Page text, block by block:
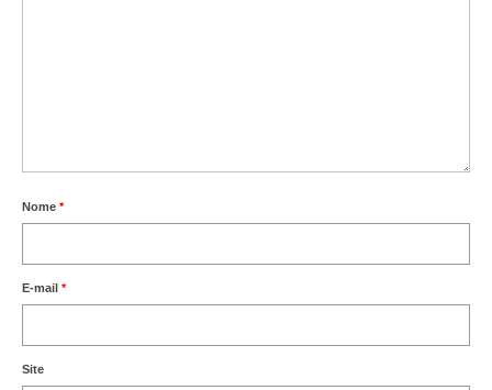
Nome *
E-mail *
Site